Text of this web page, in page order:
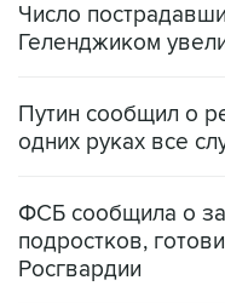
Число
Геленджиком
Путин сообщил о
одних руках все
ФСБ сообщила о
подростков,
Росгвардии